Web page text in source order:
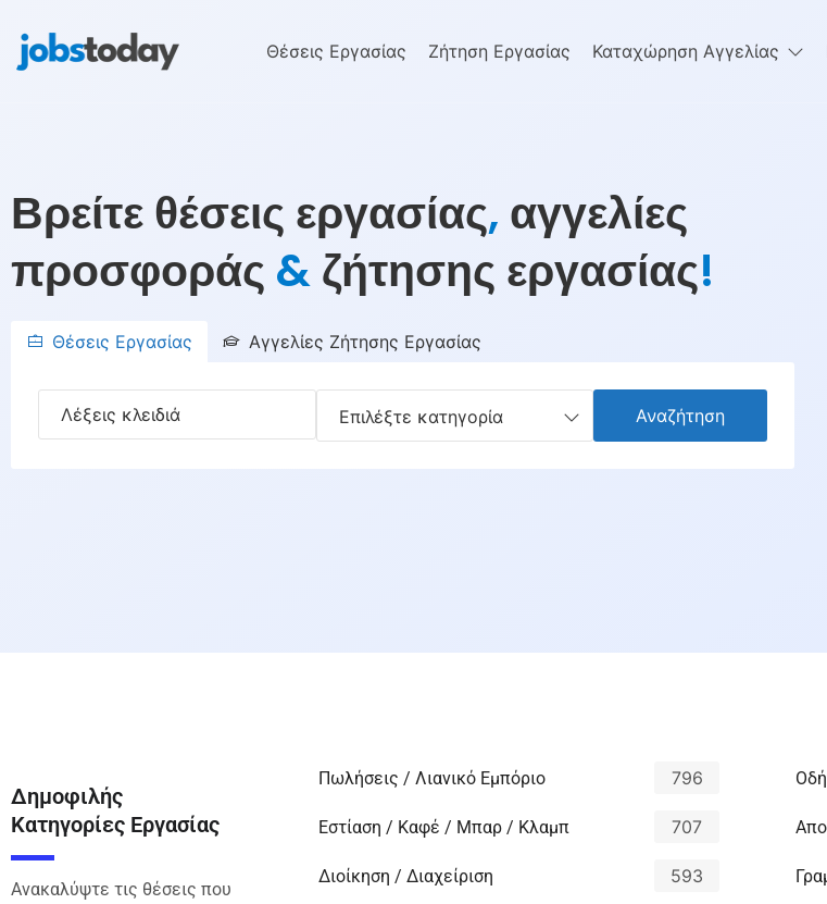
Θέσεις Εργασίας Ζήτηση Εργασίας Καταχώρηση Αγγελίας
Βρείτε θέσεις εργασίας, αγγελίες
προσφοράς &ζήτησης εργασίας!
Θέσεις Εργασίας Αγγελίες Ζήτησης Εργασίας
Επιλέξτε κατηγορία
Δημοφιλής
Κατηγορίες Εργασίας
Ανακαλύψτε τις θέσεις που
Πωλήσεις / Λιανικό Εμπόριο 796
Εστίαση / Καφέ / Μπαρ / Κλαμπ 707
Διοίκηση / Διαχείριση 593